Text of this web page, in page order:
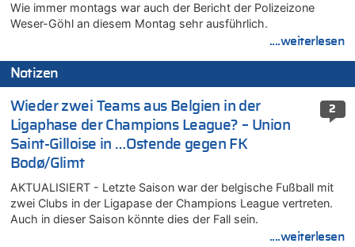
Wie immer montags war auch der Bericht der Polizeizone
Weser-Göhl an diesem Montag sehr ausführlich.
....weiterlesen
Notizen
2
Wieder zwei Teams aus Belgien in der
Ligaphase der Champions League? – Union
Saint-Gilloise in …Ostende gegen FK
Bodø/Glimt
AKTUALISIERT - Letzte Saison war der belgische Fußball mit
zwei Clubs in der Ligapase der Champions League vertreten.
Auch in dieser Saison könnte dies der Fall sein.
....weiterlesen